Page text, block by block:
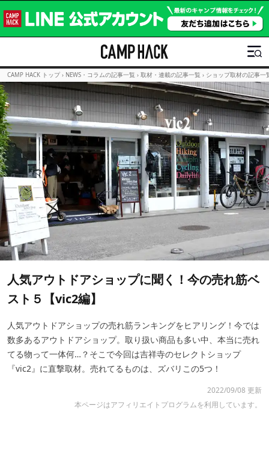
CAMP HACK トップ › NEWS・コラムの記事一覧 › 取材・連載の記事一覧 › ショップ取材の記事一
人気アウトドアショップに聞く！今の売れ筋ベ
スト５【vic2編】
人気アウトドアショップの売れ筋ランキングをヒアリング！今では
数多あるアウトドアショップ。取り扱い商品も多い中、本当に売れ
てる物って一体何…？そこで今回は吉祥寺のセレクトショップ
『vic2』に直撃取材。売れてるものは、ズバリこの5つ！
2022/09/08 更新
本ページはアフィリエイトプログラムを利用しています。